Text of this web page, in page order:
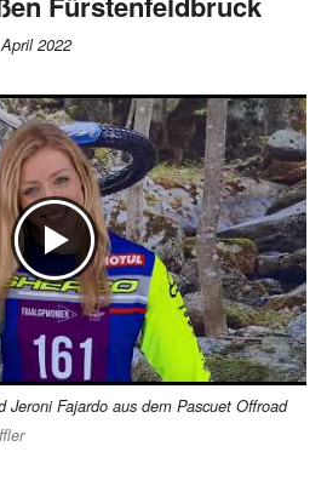
2022
Fajardo aus dem Pascuet Offroad